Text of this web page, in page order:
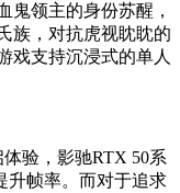
鬼领主的身份苏醒，
族，对抗虎视眈眈的
戏支持沉浸式的单人
验，影驰RTX 50系
升帧率。而对于追求